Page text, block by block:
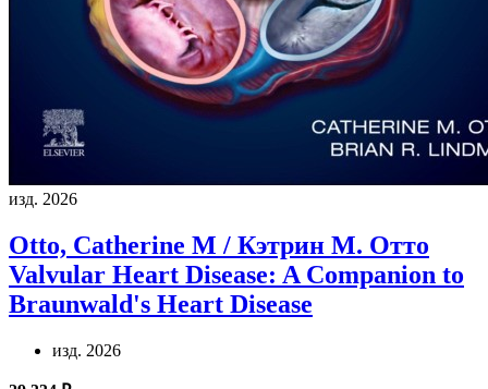
изд. 2026
Otto, Catherine M / Кэтрин М. Отто
Valvular Heart Disease: A Companion to
Braunwald's Heart Disease
изд. 2026